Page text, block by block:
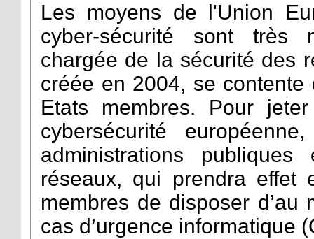
Les moyens de l'Union
cyber-sécurité sont très
chargée de la sécurité des
créée en 2004, se
Etats membres. Pour
cybersécurité
administrations
réseaux, qui prendra
membres de disposer d’au
cas d’urgence informatique